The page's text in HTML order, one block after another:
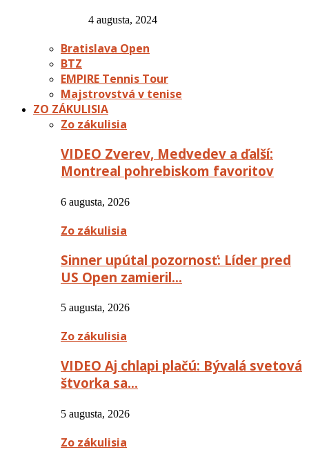
4 augusta, 2024
Bratislava Open
BTZ
EMPIRE Tennis Tour
Majstrovstvá v tenise
ZO ZÁKULISIA
Zo zákulisia
VIDEO Zverev, Medvedev a ďalší:
Montreal pohrebiskom favoritov
6 augusta, 2026
Zo zákulisia
Sinner upútal pozornosť: Líder pred
US Open zamieril…
5 augusta, 2026
Zo zákulisia
VIDEO Aj chlapi plačú: Bývalá svetová
štvorka sa…
5 augusta, 2026
Zo zákulisia